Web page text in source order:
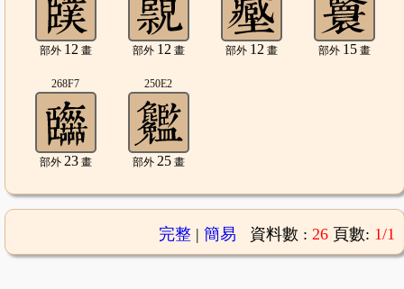
部外 12 畫 部外 12 畫 部外 12 畫 部外 15畫
268F7
部外 23畫
250E2
部外 25畫
完整| 簡易 資料數 : 26 頁數: 1/1